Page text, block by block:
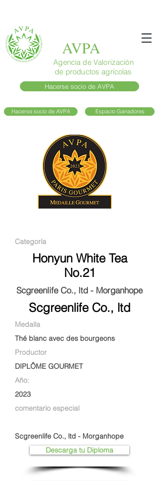
AVPA
Agencia de Valorización
de productos agrícolas
Hacerse socio de AVPA
Hacerse socio de AVPA Espacio Ganadores
Categoría
Honyun White Tea
No.21
Scgreenlife Co., ltd - Morganhope
Scgreenlife Co., ltd
Medalla
Thé blanc avec des bourgeons
Productor
DIPLÔME GOURMET
Año:
2023
comentario especial
Scgreenlife Co., ltd - Morganhope
Descarga tu Diploma